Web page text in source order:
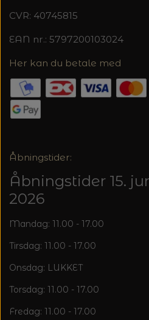
CVR: 40745815
EAN nr.: 5797200103024
Her kan du betale med
Åbningstider:
Åbningstider 15.
2026
Mandag: 11.00 - 17.00
Tirsdag: 11.00 - 17.00
Onsdag: LUKKET
Torsdag: 11.00 - 17.00
Fredag: 11.00 - 17.00